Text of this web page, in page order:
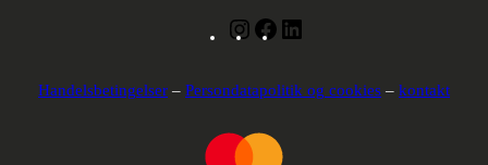
InstagramFacebook
Handelsbetingelser – Persondatapolitik og cookies – kontakt